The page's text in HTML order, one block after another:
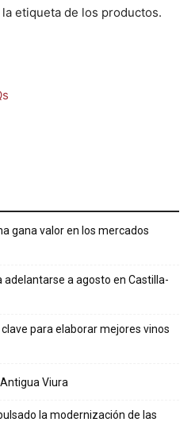
etiqueta de los productos.
gana valor en los mercados
adelantarse a agosto en Castilla-
para elaborar mejores vinos
Viura
la modernización de las